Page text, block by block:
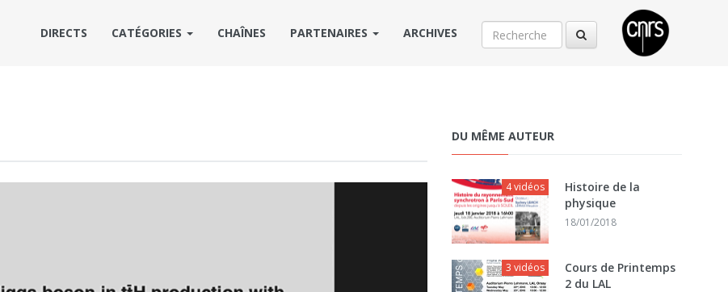
DIRECTS CATÉGORIES CHAÎNES PARTENAIRES ARCHIVES
DU MÊME AUTEUR
4 vidéos
Histoire de la
physique
18/01/2018
3 vidéos
Cours de Printemps
2 du LAL